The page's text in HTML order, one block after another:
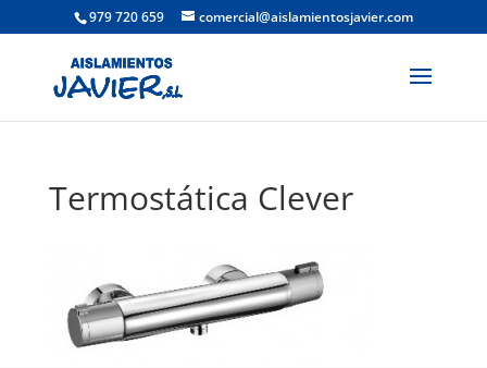
979 720 659 comercial@aislamientosjavier.com
Termostática Clever